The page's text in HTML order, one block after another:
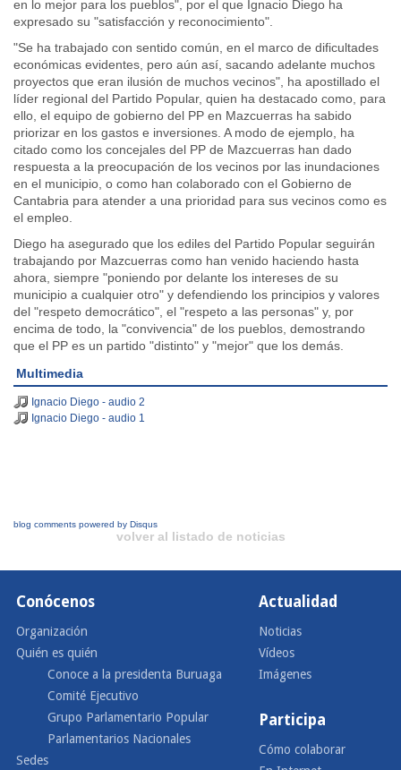
en lo mejor para los pueblos", por el que Ignacio Diego ha
expresado su "satisfacción y reconocimiento".
"Se ha trabajado con sentido común, en el marco de dificultades
económicas evidentes, pero aún así, sacando adelante muchos
proyectos que eran ilusión de muchos vecinos", ha apostillado el
líder regional del Partido Popular, quien ha destacado como, para
ello, el equipo de gobierno del PP en Mazcuerras ha sabido
priorizar en los gastos e inversiones. A modo de ejemplo, ha
citado como los concejales del PP de Mazcuerras han dado
respuesta a la preocupación de los vecinos por las inundaciones
en el municipio, o como han colaborado con el Gobierno de
Cantabria para atender a una prioridad para sus vecinos como es
el empleo.
Diego ha asegurado que los ediles del Partido Popular seguirán
trabajando por Mazcuerras como han venido haciendo hasta
ahora, siempre "poniendo por delante los intereses de su
municipio a cualquier otro" y defendiendo los principios y valores
del "respeto democrático", el "respeto a las personas" y, por
encima de todo, la "convivencia" de los pueblos, demostrando
que el PP es un partido "distinto" y "mejor" que los demás.
Multimedia
Ignacio Diego - audio 2
Ignacio Diego - audio 1
blog comments powered by Disqus
volver al listado de noticias
Conócenos
Organización
Quién es quién
Conoce a la presidenta Buruaga
Comité Ejecutivo
Grupo Parlamentario Popular
Parlamentarios Nacionales
Sedes
Actualidad
Noticias
Vídeos
Imágenes
Participa
Cómo colaborar